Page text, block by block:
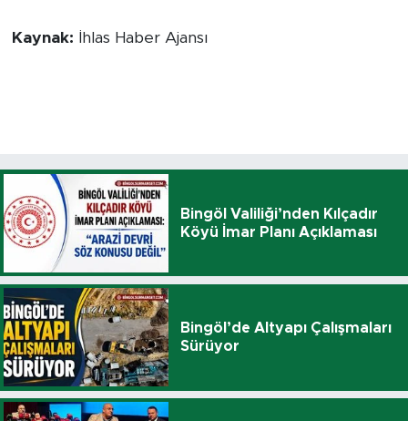
Kaynak: İhlas Haber Ajansı
Bingöl Valiliği’nden Kılçadır
Köyü İmar Planı Açıklaması
Bingöl’de Altyapı Çalışmaları
Sürüyor